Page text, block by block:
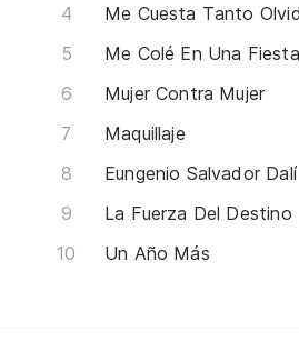
Me Cuesta Tanto
Me Colé En Una Fiesta
Mujer Contra Mujer
Maquillaje
Eungenio Salvador Dalí
La Fuerza Del Destino
Un Año Más